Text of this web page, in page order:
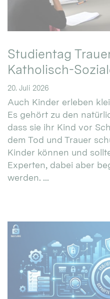
Studientag
Katholisch-
20. Juli 2026
Auch Kinder erleben
Es gehört zu den
dass sie ihr Kind vor
dem Tod und Trauer
Kinder können und
Experten, dabei aber
werden. ...